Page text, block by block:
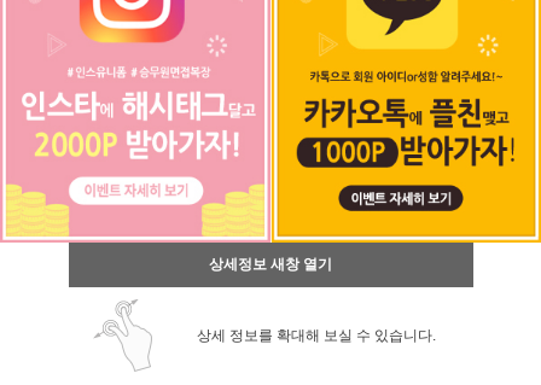
상세정보 새창 열기
상세 정보를 확대해 보실 수 있습니다.